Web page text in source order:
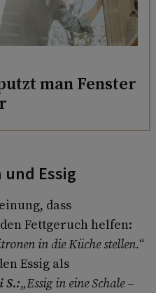
man Fenster
Essig
dass
Fettgeruch helfen:
in die Küche stellen.“
Essig als
S.:„Essig in eine Schale –